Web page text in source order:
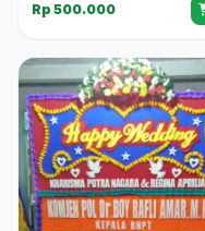
Rp 500.000